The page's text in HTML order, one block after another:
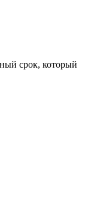
срок, который